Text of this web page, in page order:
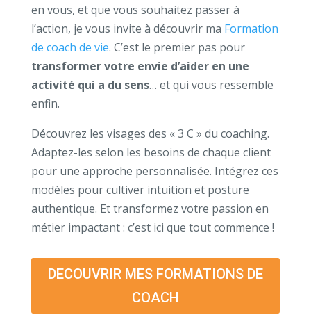
en vous, et que vous souhaitez passer à
l’action, je vous invite à découvrir ma Formation
de coach de vie. C’est le premier pas pour
transformer votre envie d’aider en une
activité qui a du sens… et qui vous ressemble
enfin.
Découvrez les visages des « 3 C » du coaching.
Adaptez-les selon les besoins de chaque client
pour une approche personnalisée. Intégrez ces
modèles pour cultiver intuition et posture
authentique. Et transformez votre passion en
métier impactant : c’est ici que tout commence !
DECOUVRIR MES FORMATIONS DE
COACH